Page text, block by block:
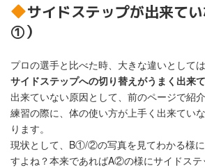
サイドステップが出来て
①）
プロの選手と比べた時、大きな違いとしては
サイドステップへの切り替えがうまく出来
出来ていない原因として、前のページで紹
練習の際に、体の使い方が上手く出来てい
ります。
現状として、B①/②の写真を見てわかる様
すよね？本来であればA②の様にサイドス